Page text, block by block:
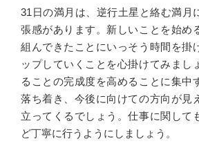
31日の満月は、逆行土星と絡む満月
張感があります。新しいことを始め
組んできたことにいっそう時間を掛
ップしていくことを心掛けてみまし
ることの完成度を高めることに集中
落ち着き、今後に向けての方向が見
立ってくるでしょう。仕事に関して
ど丁寧に行うようにしましょう。